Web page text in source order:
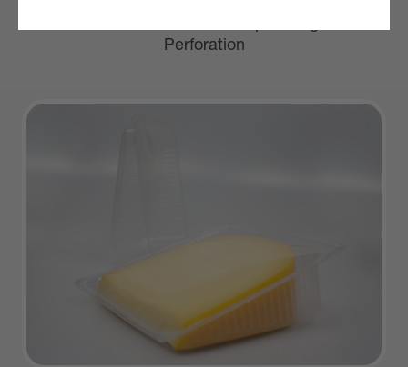
Perforation